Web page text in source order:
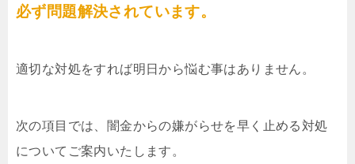
必ず問題解決されています。
適切な対処をすれば明日から悩む事はありません。
次の項目では、闇金からの嫌がらせを早く止める対処
についてご案内いたします。